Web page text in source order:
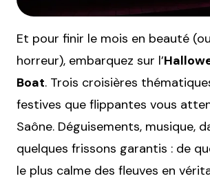
Et pour finir le mois en beauté
horreur), embarquez sur l’
Boat. Trois croisières
festives que flippantes vous
Saône. Déguisements, musique,
quelques frissons garantis : de
le plus calme des fleuves en